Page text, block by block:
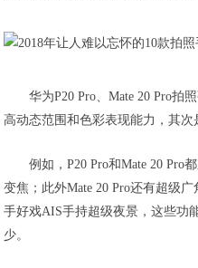
华为P20 Pro、Mate 20 Pro拍
高动态范围和色彩表现能力，其次
例如，P20 Pro和Mate 20 Pro
变焦；此外Mate 20 Pro还有超级
手好戏AIS手持超级夜景，这些功
少。